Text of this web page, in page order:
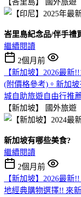
峇里島紀念品/伴手禮
繼續閱讀
2個月前
【新加坡】2026最新
(附價格參考)。新加坡
城自助旅遊自由行推
【新加坡】
國外旅遊
新加坡有哪些美食?
繼續閱讀
2個月前
【新加坡】2026最
地經典購物選擇!! 來